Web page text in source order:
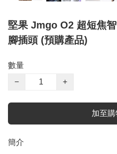
堅果 Jmgo O2 超短焦
腳插頭 (預購產品)
數量
−
+
加至
簡介